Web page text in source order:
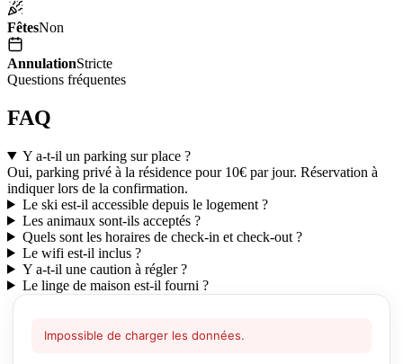
FêtesNon
AnnulationStricte
Questions fréquentes
FAQ
Y a-t-il un parking sur place ?
Oui, parking privé à la résidence pour 10€ par jour. Réservation à
indiquer lors de la confirmation.
Le ski est-il accessible depuis le logement ?
Les animaux sont-ils acceptés ?
Quels sont les horaires de check-in et check-out ?
Le wifi est-il inclus ?
Y a-t-il une caution à régler ?
Le linge de maison est-il fourni ?